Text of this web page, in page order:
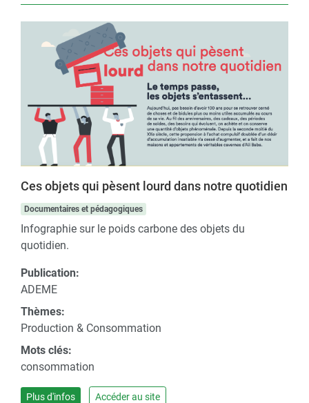
Ces objets qui pèsent lourd dans notre quotidien
Documentaires et pédagogiques
Infographie sur le poids carbone des objets du
quotidien.
Publication:
ADEME
Thèmes:
Production & Consommation
Mots clés:
consommation
Plus d'infos Accéder au site